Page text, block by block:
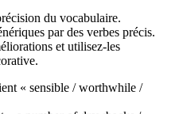
du vocabulaire.
par des verbes précis.
et utilisez-les
« sensible / worthwhile /